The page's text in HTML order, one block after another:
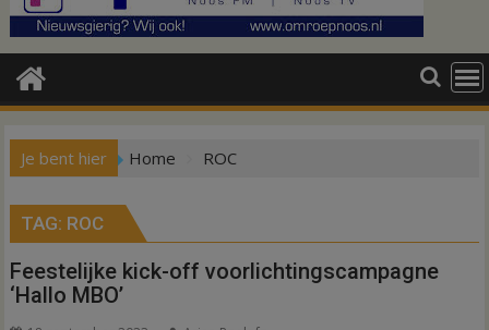
Je bent hier Home ROC
TAG: ROC
Feestelijke kick-off voorlichtingscampagne
‘Hallo MBO’